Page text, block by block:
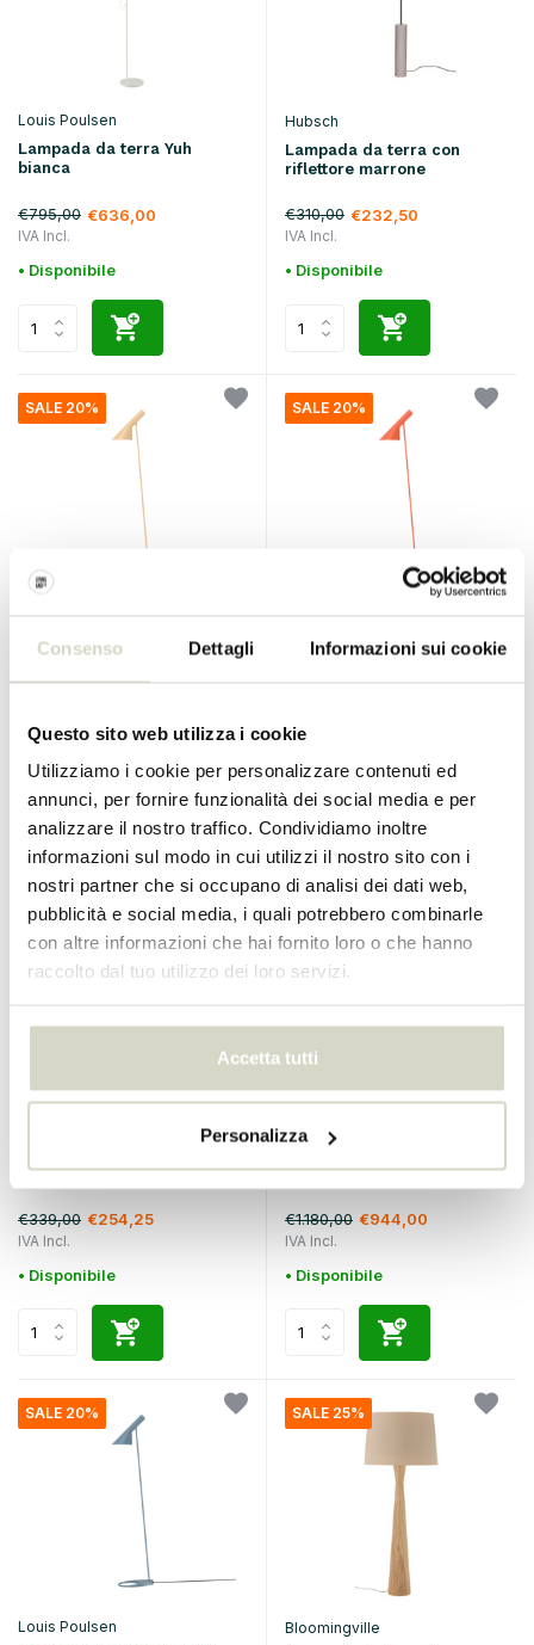
Consenso Dettagli Informazioni sui cookie
Questo sito web utilizza i cookie
Utilizziamo i cookie per personalizzare contenuti ed
annunci, per fornire funzionalità dei social media e per
analizzare il nostro traffico. Condividiamo inoltre
informazioni sul modo in cui utilizzi il nostro sito con i
nostri partner che si occupano di analisi dei dati web,
pubblicità e social media, i quali potrebbero combinarle
con altre informazioni che hai fornito loro o che hanno
raccolto dal tuo utilizzo dei loro servizi.
Accetta tutti
Personalizza
Louis Poulsen
Lampada da terra Yuh
bianca
€795,00 €636,00
IVA Incl.
• Disponibile
Hubsch
Lampada da terra con
riflettore marrone
€310,00 €232,50
IVA Incl.
• Disponibile
SALE 20%
Lampada da terra AJ sabbia
IVA Incl.
• Disponibile
SALE 20%
Lampada da terra AJ
IVA Incl.
• Disponibile
SALE 25%
ottone
€339,00 €254,25
IVA Incl.
• Disponibile
SALE 20%
caldo
€1.180,00 €944,00
IVA Incl.
• Disponibile
SALE 20%
Louis Poulsen
SALE 25%
Bloomingville